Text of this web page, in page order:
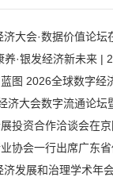
大会·数据价值论坛
济发展和治理学术年